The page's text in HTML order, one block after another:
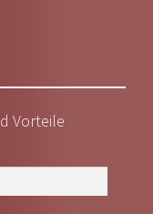
Vorteile